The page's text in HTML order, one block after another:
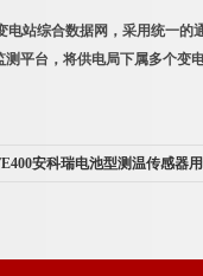
电站综合数据网，采用统一的
测平台，将供电局下属多个变
安科瑞电池型测温传感器